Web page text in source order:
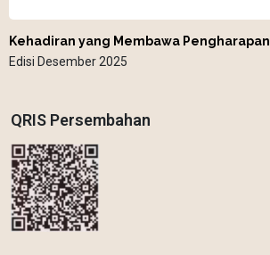
Kehadiran yang Membawa Pengharapan
Edisi Desember 2025
QRIS Persembahan